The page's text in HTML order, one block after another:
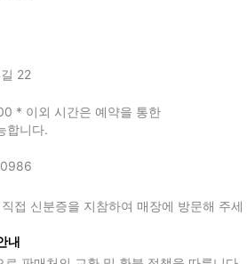
22
* 이외 시간은 예약을 통한
합니다.
접 신분증을 지참하여 매장에 방문해 주세
내